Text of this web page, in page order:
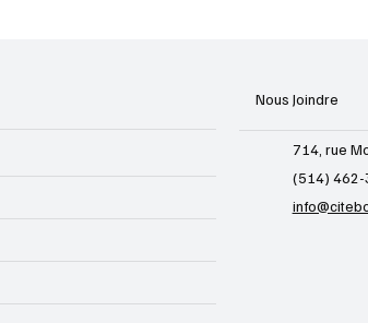
Nous Joindre
714, rue
(514) 462-